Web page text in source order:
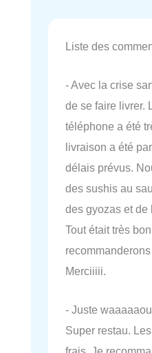
Liste des
- Avec la crise
de se faire livrer.
téléphone a été
livraison a été
délais prévus.
des sushis au
des gyozas et de
Tout était très
Merciiiii.
- Juste
Super restau.